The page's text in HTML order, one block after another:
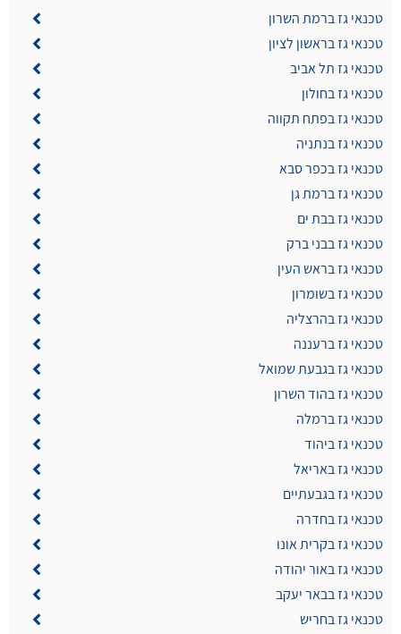
טכנאי גז ברמת השרון
טכנאי גז בראשון לציון
טכנאי גז תל אביב
טכנאי גז בחולון
טכנאי גז בפתח תקווה
טכנאי גז בנתניה
טכנאי גז בכפר סבא
טכנאי גז ברמת גן
טכנאי גז בבת ים
טכנאי גז בבני ברק
טכנאי גז בראש העין
טכנאי גז בשומרון
טכנאי גז בהרצליה
טכנאי גז ברעננה
טכנאי גז בגבעת שמואל
טכנאי גז בהוד השרון
טכנאי גז ברמלה
טכנאי גז ביהוד
טכנאי גז באריאל
טכנאי גז בגבעתיים
טכנאי גז בחדרה
טכנאי גז בקרית אונו
טכנאי גז באור יהודה
טכנאי גז בבאר יעקב
טכנאי גז בחריש